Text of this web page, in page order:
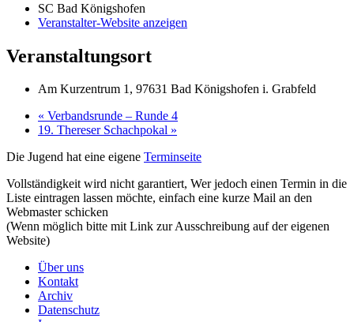
SC Bad Königshofen
Veranstalter-Website anzeigen
Veranstaltungsort
Am Kurzentrum 1, 97631 Bad Königshofen i. Grabfeld
« Verbandsrunde – Runde 4
19. Thereser Schachpokal »
Die Jugend hat eine eigene Terminseite
Vollständigkeit wird nicht garantiert, Wer jedoch einen Termin in die
Liste eintragen lassen möchte, einfach eine kurze Mail an den
Webmasterschicken
(Wenn möglich bitte mit Link zur Ausschreibung auf der eigenen
Website)
Über uns
Kontakt
Archiv
Datenschutz